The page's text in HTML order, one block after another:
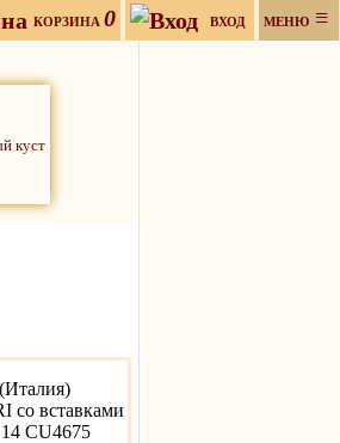
КОРЗИНА 0 ВХОД МЕНЮ ≡
со вставками
CU4675